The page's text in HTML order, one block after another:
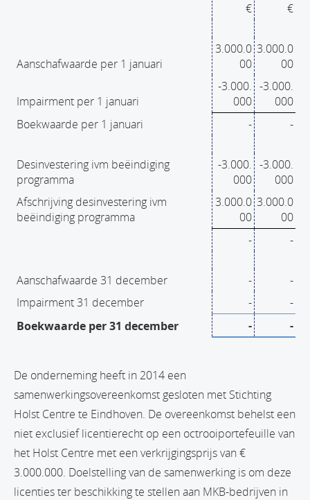
€
€
Aanschafwaarde per 1 januari
3.000.0
00
3.000.0
00
Impairment per 1 januari
-3.000.
000
-3.000.
000
Boekwaarde per 1 januari
- -
Desinvestering ivm beëindiging
programma
-3.000.
000
-3.000.
000
Afschrijving desinvestering ivm
beëindiging programma
3.000.0
00
3.000.0
00
-
-
Aanschafwaarde 31 december -
-
Impairment 31 december
-
-
Boekwaarde per 31 december
- -
De onderneming heeft in 2014 een
samenwerkingsovereenkomst gesloten met Stichting
Holst Centre te Eindhoven. De overeenkomst behelst een
niet exclusief licentierecht op een octrooiportefeuille van
het Holst Centre met een verkrijgingsprijs van €
3.000.000. Doelstelling van de samenwerking is om deze
licenties ter beschikking te stellen aan MKB-bedrijven in